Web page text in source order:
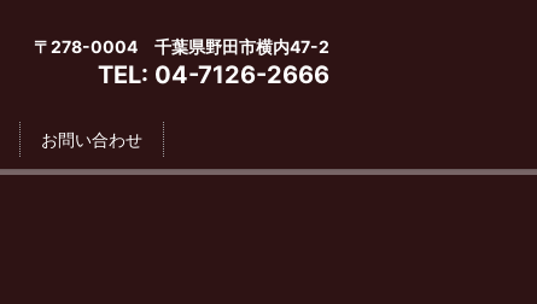
〒278-0004 千葉県野田市横内47-2
TEL: 04-7126-2666
お問い合わせ